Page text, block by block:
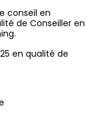
conseil en
de Conseiller en
en qualité de